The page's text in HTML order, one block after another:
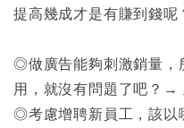
提高幾成才是有賺到錢
◎做廣告能夠刺激銷量，
用，就沒有問題了吧？→
◎考慮增聘新員工，該